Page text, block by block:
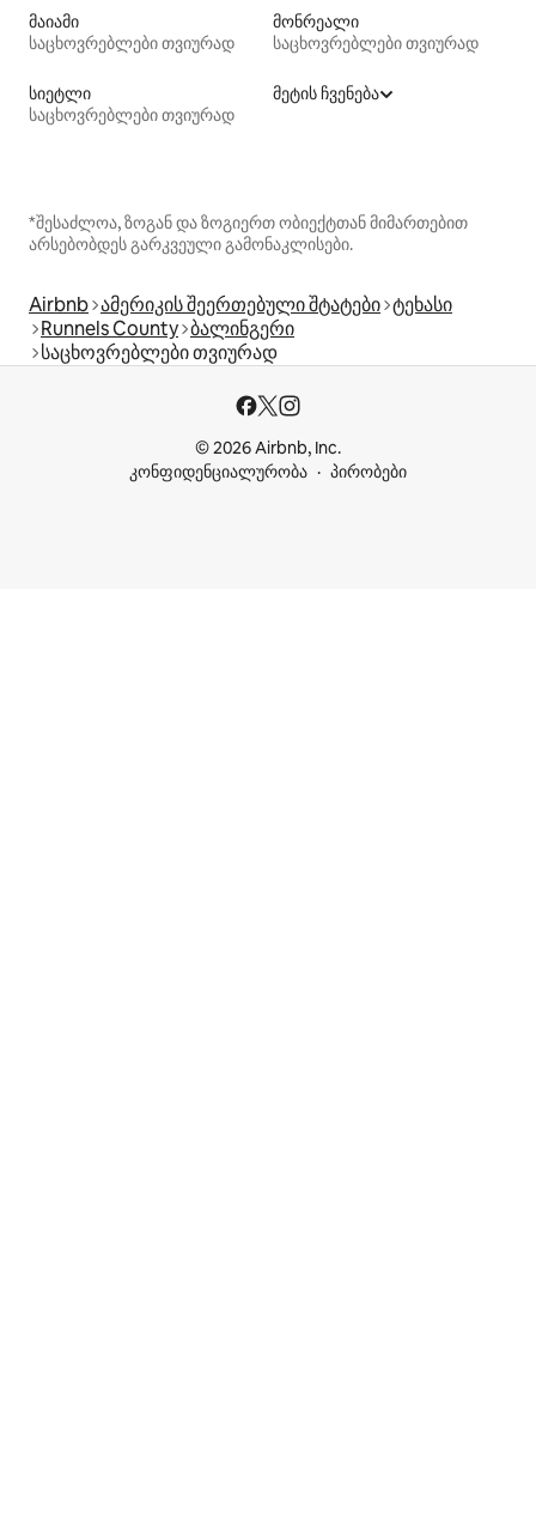
მაიამი
საცხოვრებლები თვიურად
მონრეალი
საცხოვრებლები თვიურად
სიეტლი
საცხოვრებლები თვიურად
მეტის ჩვენება
*შესაძლოა, ზოგან და ზოგიერთ ობიექტთან მიმართებით
არსებობდეს გარკვეული გამონაკლისები.
Airbnb ამერიკის შეერთებული შტატები ტეხასი
Runnels County ბალინგერი
საცხოვრებლები თვიურად
© 2026 Airbnb, Inc.
კონფიდენციალურობა
პირობები